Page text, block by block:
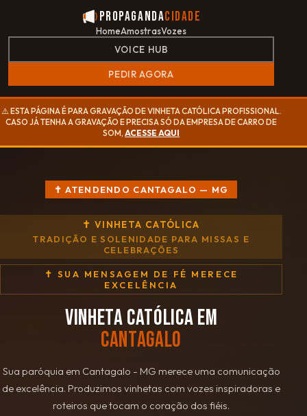
PropagandaCidade
HomeAmostrasVozes
VOICE HUB
PEDIR AGORA
⚠️ ESTA PÁGINA É PARA GRAVAÇÃO DE VINHETA CATÓLICA PROFISSIONAL.
CASO JÁ TENHA A GRAVAÇÃO E PRECISA SÓ DA EMPRESA DE CARRO DE
SOM,ACESSE AQUI
✝ ATENDENDO CANTAGALO — MG
✝ VINHETA CATÓLICA
TRADIÇÃO E SOLENIDADE PARA MISSAS E
CELEBRAÇÕES
✝ SUA MENSAGEM DE FÉ MERECE
EXCELÊNCIA
VINHETA CATÓLICA EM
CANTAGALO
Sua paróquia em Cantagalo - MG merece uma comunicação
de excelência. Produzimos vinhetas com vozes inspiradoras e
roteiros que tocam o coração dos fiéis.